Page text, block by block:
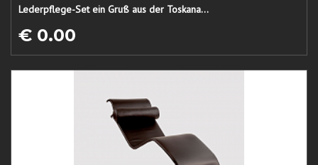
Lederpflege-Set ein Gruß aus der Toskana...
€ 0.00